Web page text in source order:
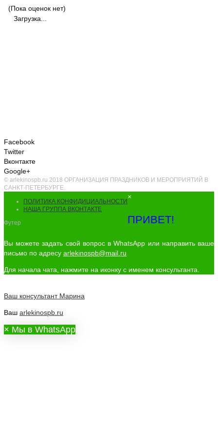
(Пока оценок нет)
Загрузка...
Facebook
Twitter
Вконтакте
Google+
© arlekinospb.ru 2018 ОРГАНИЗАЦИЯ ПРАЗДНИКОВ И МЕРОПРИЯТИЙ В
САНКТ-ПЕТЕРБУРГЕ.
ПОЛИТИКА КОНФИДИЦИАЛЬНОСТИ
НАША ГРУППА ВКОНТАКТЕ
Футер
×
ПРИВЕТ!
Вы можете задать свой вопрос в WhatsApp или направить ваше
письмо по адресу arlekinospb@mail.ru
Для начала чата, нажмите на иконку с именем консультанта.
Ваш консультант Марина
Ваш arlekinospb.ru
× Мы в WhatsApp